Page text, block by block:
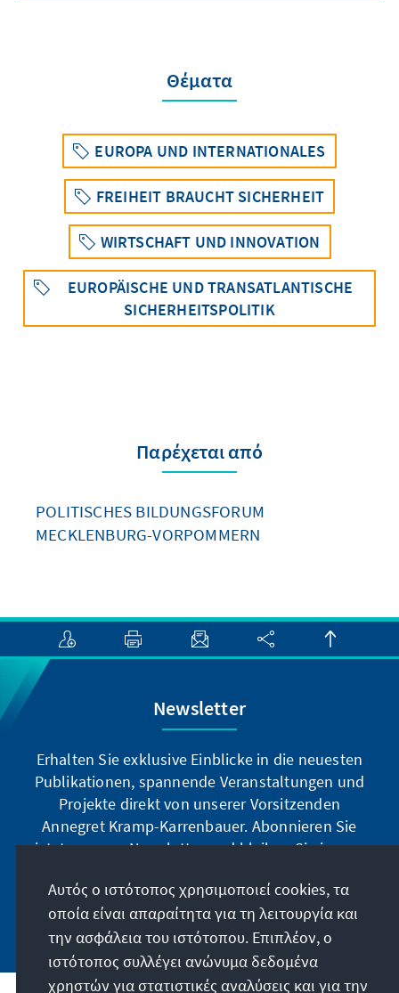
Θέματα
EUROPA UND INTERNATIONALES
FREIHEIT BRAUCHT SICHERHEIT
WIRTSCHAFT UND INNOVATION
EUROPÄISCHE UND TRANSATLANTISCHE
SICHERHEITSPOLITIK
Παρέχεται από
POLITISCHES BILDUNGSFORUM
MECKLENBURG-VORPOMMERN
Newsletter
Erhalten Sie exklusive Einblicke in die neuesten
Publikationen, spannende Veranstaltungen und
Projekte direkt von unserer Vorsitzenden
Annegret Kramp-Karrenbauer. Abonnieren Sie
jetzt unseren Newsletter und bleiben Sie immer
Jetzt abonnieren
Αυτός ο ιστότοπος χρησιμοποιεί cookies, τα
οποία είναι απαραίτητα για τη λειτουργία και
την ασφάλεια του ιστότοπου. Επιπλέον, ο
ιστότοπος συλλέγει ανώνυμα δεδομένα
χρηστών για στατιστικές αναλύσεις και για την